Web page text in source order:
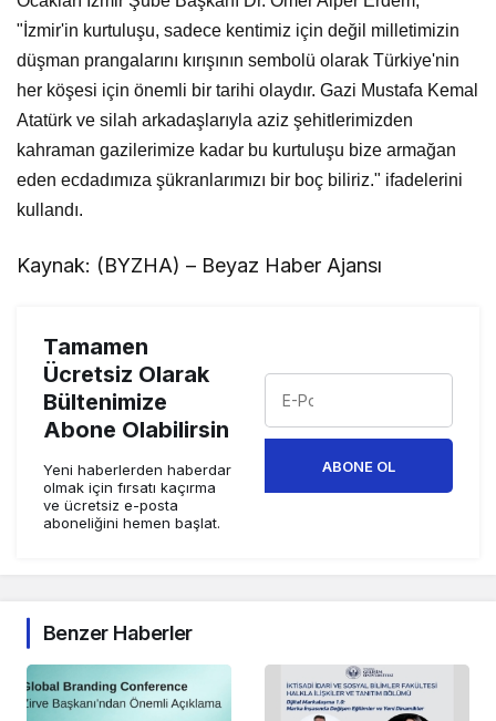
"İzmir'in kurtuluşu, sadece kentimiz için değil milletimizin
düşman prangalarını kırışının sembolü olarak Türkiye'nin
her köşesi için önemli bir tarihi olaydır. Gazi Mustafa Kemal
Atatürk ve silah arkadaşlarıyla aziz şehitlerimizden
kahraman gazilerimize kadar bu kurtuluşu bize armağan
eden ecdadımıza şükranlarımızı bir boç biliriz." ifadelerini
kullandı.
Kaynak: (BYZHA) – Beyaz Haber Ajansı
Tamamen
Ücretsiz Olarak
Bültenimize
Abone Olabilirsin
Yeni haberlerden haberdar
olmak için fırsatı kaçırma
ve ücretsiz e-posta
aboneliğini hemen başlat.
ABONE OL
Benzer Haberler